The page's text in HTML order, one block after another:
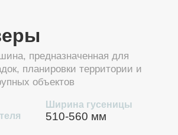
предназначенная для
планировки территории и
объектов
Ширина гусеницы
510-560 мм